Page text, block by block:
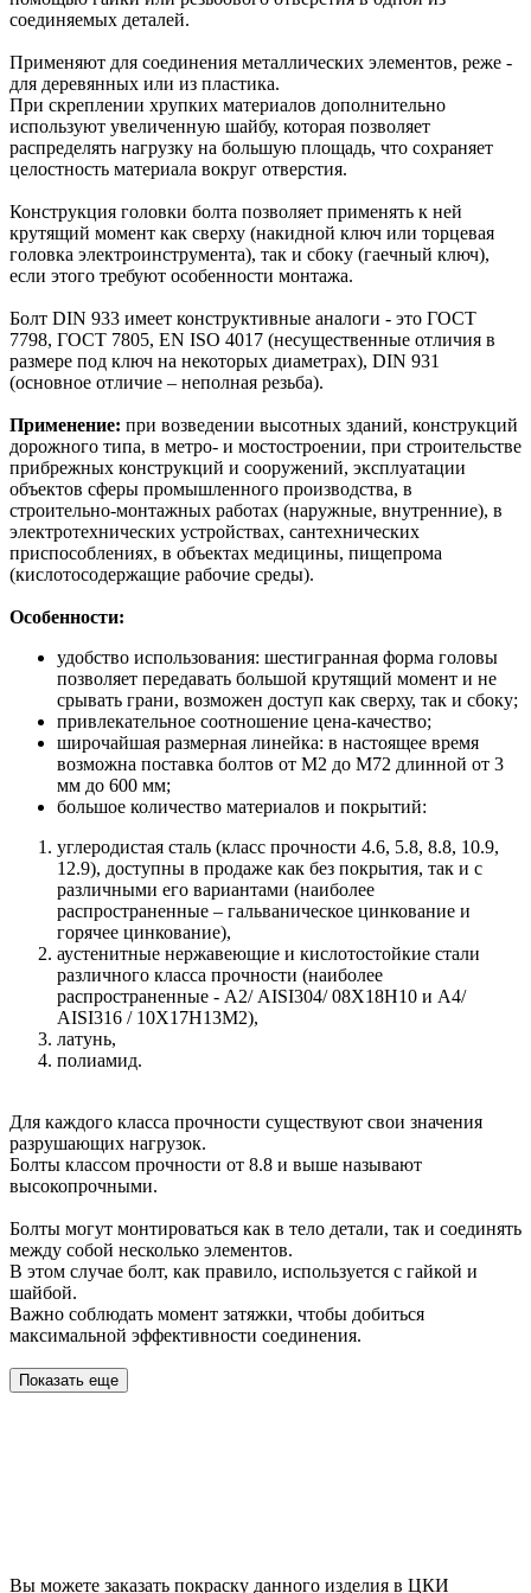
соединяемых деталей.
Применяют для соединения металлических элементов, реже -
для деревянных или из пластика.
При скреплении хрупких материалов дополнительно
используют увеличенную шайбу, которая позволяет
распределять нагрузку на большую площадь, что сохраняет
целостность материала вокруг отверстия.
Конструкция головки болта позволяет применять к ней
крутящий момент как сверху (накидной ключ или торцевая
головка электроинструмента), так и сбоку (гаечный ключ),
если этого требуют особенности монтажа.
Болт DIN 933 имеет конструктивные аналоги - это ГОСТ
7798, ГОСТ 7805, EN ISO 4017 (несущественные отличия в
размере под ключ на некоторых диаметрах), DIN 931
(основное отличие – неполная резьба).
Применение: при возведении высотных зданий, конструкций
дорожного типа, в метро- и мостостроении, при строительстве
прибрежных конструкций и сооружений, эксплуатации
объектов сферы промышленного производства, в
строительно-монтажных работах (наружные, внутренние), в
электротехнических устройствах, сантехнических
приспособлениях, в объектах медицины, пищепрома
(кислотосодержащие рабочие среды).
Особенности:
удобство использования: шестигранная форма головы
позволяет передавать большой крутящий момент и не
срывать грани, возможен доступ как сверху, так и сбоку;
привлекательное соотношение цена-качество;
широчайшая размерная линейка: в настоящее время
возможна поставка болтов от М2 до М72 длинной от 3
мм до 600 мм;
большое количество материалов и покрытий:
углеродистая сталь (класс прочности 4.6, 5.8, 8.8, 10.9,
12.9), доступны в продаже как без покрытия, так и с
различными его вариантами (наиболее
распространенные – гальваническое цинкование и
горячее цинкование),
аустенитные нержавеющие и кислотостойкие стали
различного класса прочности (наиболее
распространенные - А2/ AISI304/ 08Х18Н10 и A4/
AISI316 / 10Х17H13M2),
латунь,
полиамид.
Для каждого класса прочности существуют свои значения
разрушающих нагрузок.
Болты классом прочности от 8.8 и выше называют
высокопрочными.
Болты могут монтироваться как в тело детали, так и соединять
между собой несколько элементов.
В этом случае болт, как правило, используется с гайкой и
шайбой.
Важно соблюдать момент затяжки, чтобы добиться
максимальной эффективности соединения.
Показать еще
Вы можете заказать покраску данного изделия в ЦКИ